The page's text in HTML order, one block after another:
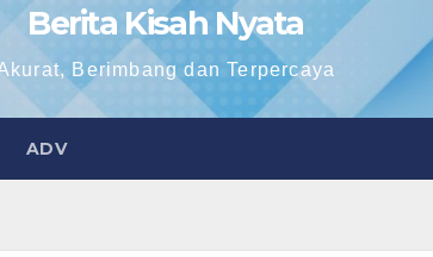
Berita Kisah Nyata
Berimbang dan Terpercaya
ADV